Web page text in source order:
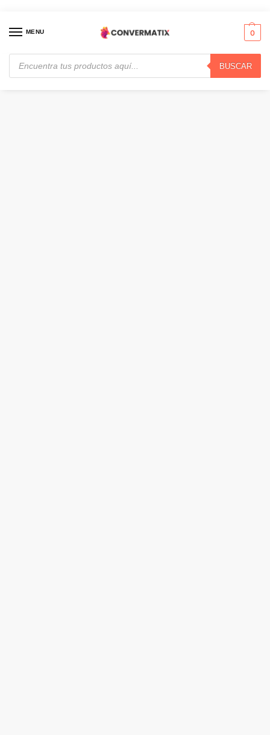
MENU
BUSCAR
0
Inicio / Redes / Hubs & Switches Zyxel GS1920-48v2 – Conmutador – inteligente · GS1920-48v2